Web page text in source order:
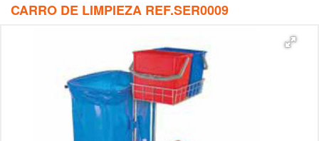
CARRO DE LIMPIEZA REF.SER0009